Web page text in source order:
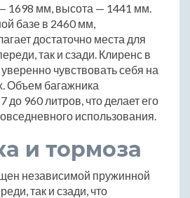
1698 мм, высота — 1441 мм.
базе в 2460 мм,
достаточно места для
так и сзади. Клиренс в
чувствовать себя на
Объем багажника
до 960 литров, что делает его
использования.
и тормоза
независимой пружинной
так и сзади, что